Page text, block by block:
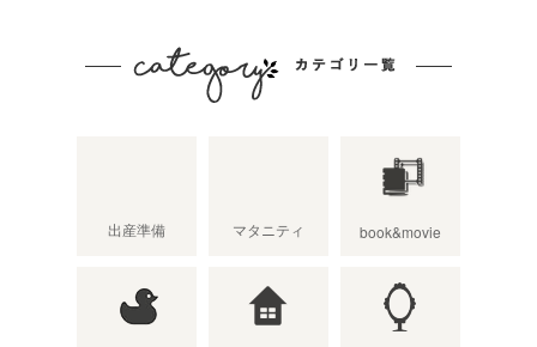
出産準備 マタニティ book&movie